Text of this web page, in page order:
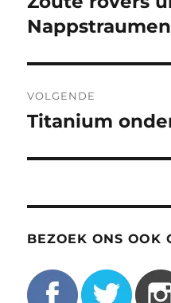
bericht:
Nappstraumen
VOLGENDE
Volgend
Titanium
BEZOEK ONS OOK